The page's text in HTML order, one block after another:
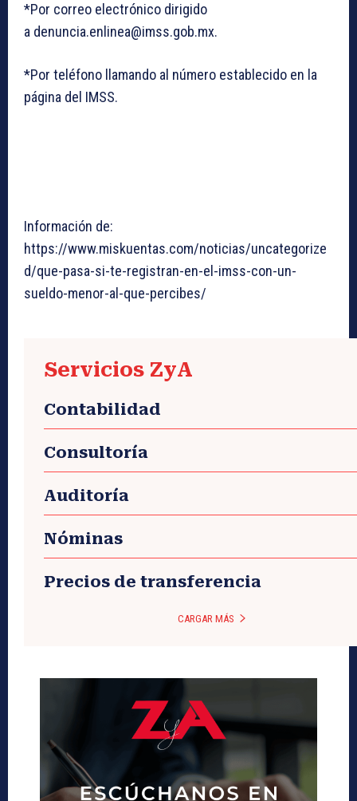
*Por correo electrónico dirigido
a denuncia.enlinea@imss.gob.mx.
*Por teléfono llamando al número establecido en la
página del IMSS.
Información de:
https://www.miskuentas.com/noticias/uncategorize
d/que-pasa-si-te-registran-en-el-imss-con-un-
sueldo-menor-al-que-percibes/
Servicios ZyA
Contabilidad
Consultoría
Auditoría
Nóminas
Precios de transferencia
CARGAR MÁS